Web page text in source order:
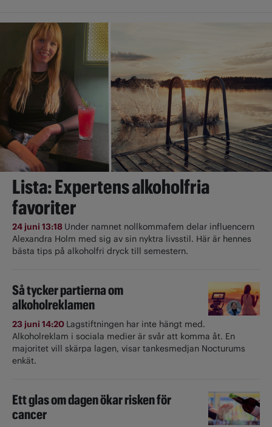
Lista: Expertens alkoholfria
favoriter
24 juni 13:18 Under namnet nollkommafem delar influencern
Alexandra Holm med sig av sin nyktra livsstil. Här är hennes
bästa tips på alkoholfri dryck till semestern.
Så tycker partierna om
alkoholreklamen
23 juni 14:20 Lagstiftningen har inte hängt med.
Alkoholreklam i sociala medier är svår att komma åt. En
majoritet vill skärpa lagen, visar tankesmedjan Nocturums
enkät.
Ett glas om dagen ökar risken för
cancer